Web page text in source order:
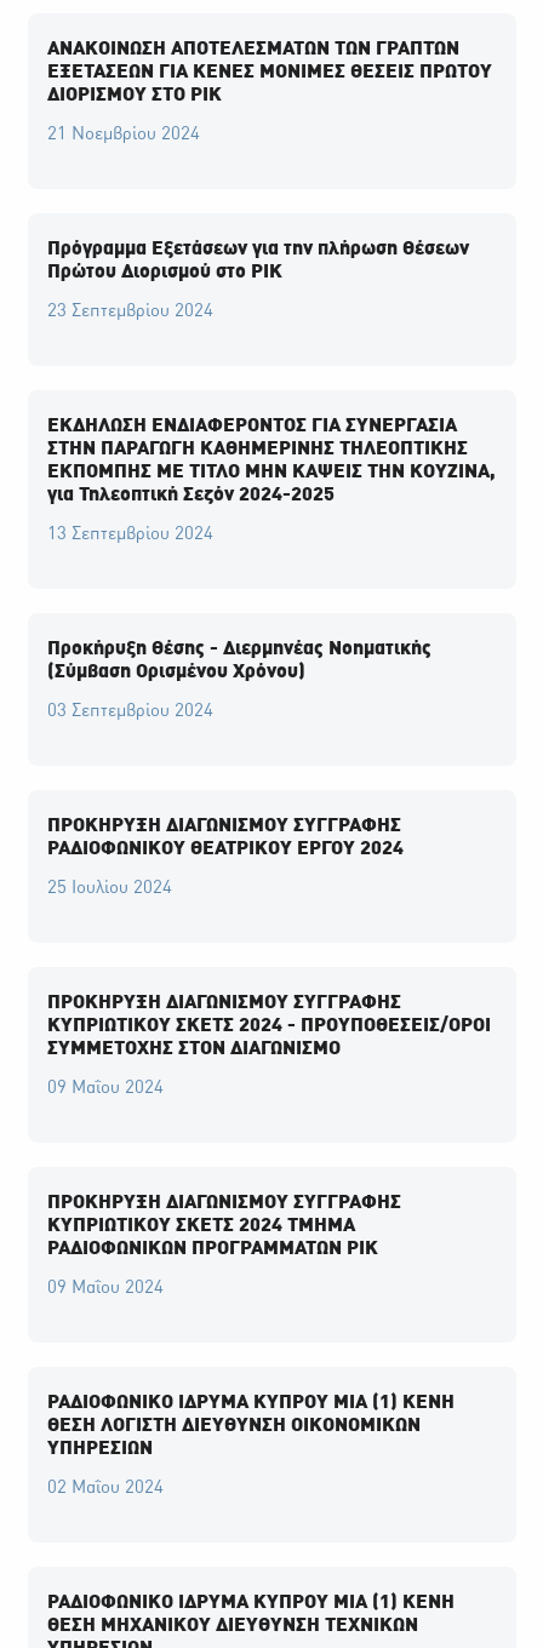
ΑΝΑΚΟΙΝΩΣΗ ΑΠΟΤΕΛΕΣΜΑΤΩΝ ΤΩΝ ΓΡΑΠΤΏΝ
ΕΞΕΤΑΣΕΩΝ ΓΙΑ ΚΕΝΕΣ ΜΟΝΙΜΕΣ ΘΕΣΕΙΣ ΠΡΩΤΟΥ
ΔΙΟΡΙΣΜΟΥ ΣΤΟ ΡΙΚ
21 Νοεμβρίου 2024
Πρόγραμμα Εξετάσεων για την πλήρωση Θέσεων
Πρώτου Διορισμού στο ΡΙΚ
23 Σεπτεμβρίου 2024
ΕΚΔΗΛΩΣΗ ΕΝΔΙΑΦΕΡΟΝΤΟΣ ΓΙΑ ΣΥΝΕΡΓΑΣΙΑ
ΣΤΗΝ ΠΑΡΑΓΩΓΗ ΚΑΘΗΜΕΡΙΝΗΣ ΤΗΛΕΟΠΤΙΚΗΣ
ΕΚΠΟΜΠΗΣ ΜΕ ΤΙΤΛΟ ΜΗΝ ΚΑΨΕΙΣ ΤΗΝ ΚΟΥΖΙΝΑ,
για Τηλεοπτική Σεζόν 2024-2025
13 Σεπτεμβρίου 2024
Προκήρυξη Θέσης - Διερμηνέας Νοηματικής
(Σύμβαση Ορισμένου Χρόνου)
03 Σεπτεμβρίου 2024
ΠΡΟΚΗΡΥΞΗ ΔΙΑΓΩΝΙΣΜΟΥ ΣΥΓΓΡΑΦΗΣ
ΡΑΔΙΟΦΩΝΙΚΟΥ ΘΕΑΤΡΙΚΟΥ ΕΡΓΟΥ 2024
25 Ιουλίου 2024
ΠΡΟΚΗΡΥΞΗ ΔΙΑΓΩΝΙΣΜΟΥ ΣΥΓΓΡΑΦΗΣ
ΚΥΠΡΙΩΤΙΚΟΥ ΣΚΕΤΣ 2024 - ΠΡΟΥΠΟΘΕΣΕΙΣ/ΟΡΟΙ
ΣΥΜΜΕΤΟΧΗΣ ΣΤΟΝ ΔΙΑΓΩΝΙΣΜΟ
09 Μαΐου 2024
ΠΡΟΚΗΡΥΞΗ ΔΙΑΓΩΝΙΣΜΟΥ ΣΥΓΓΡΑΦΗΣ
ΚΥΠΡΙΩΤΙΚΟΥ ΣΚΕΤΣ 2024 ΤΜΗΜΑ
ΡΑΔΙΟΦΩΝΙΚΩΝ ΠΡΟΓΡΑΜΜΑΤΩΝ ΡΙΚ
09 Μαΐου 2024
ΡΑΔΙΟΦΩΝΙΚΟ ΙΔΡΥΜΑ ΚΥΠΡΟΥ ΜΙΑ (1) ΚΕΝΗ
ΘΕΣΗ ΛΟΓΙΣΤΗ ΔΙΕΥΘΥΝΣΗ ΟΙΚΟΝΟΜΙΚΩΝ
ΥΠΗΡΕΣΙΩΝ
02 Μαΐου 2024
ΡΑΔΙΟΦΩΝΙΚΟ ΙΔΡΥΜΑ ΚΥΠΡΟΥ ΜΙΑ (1) ΚΕΝΗ
ΘΕΣΗ ΜΗΧΑΝΙΚΟΥ ΔΙΕΥΘΥΝΣΗ ΤΕΧΝΙΚΩΝ